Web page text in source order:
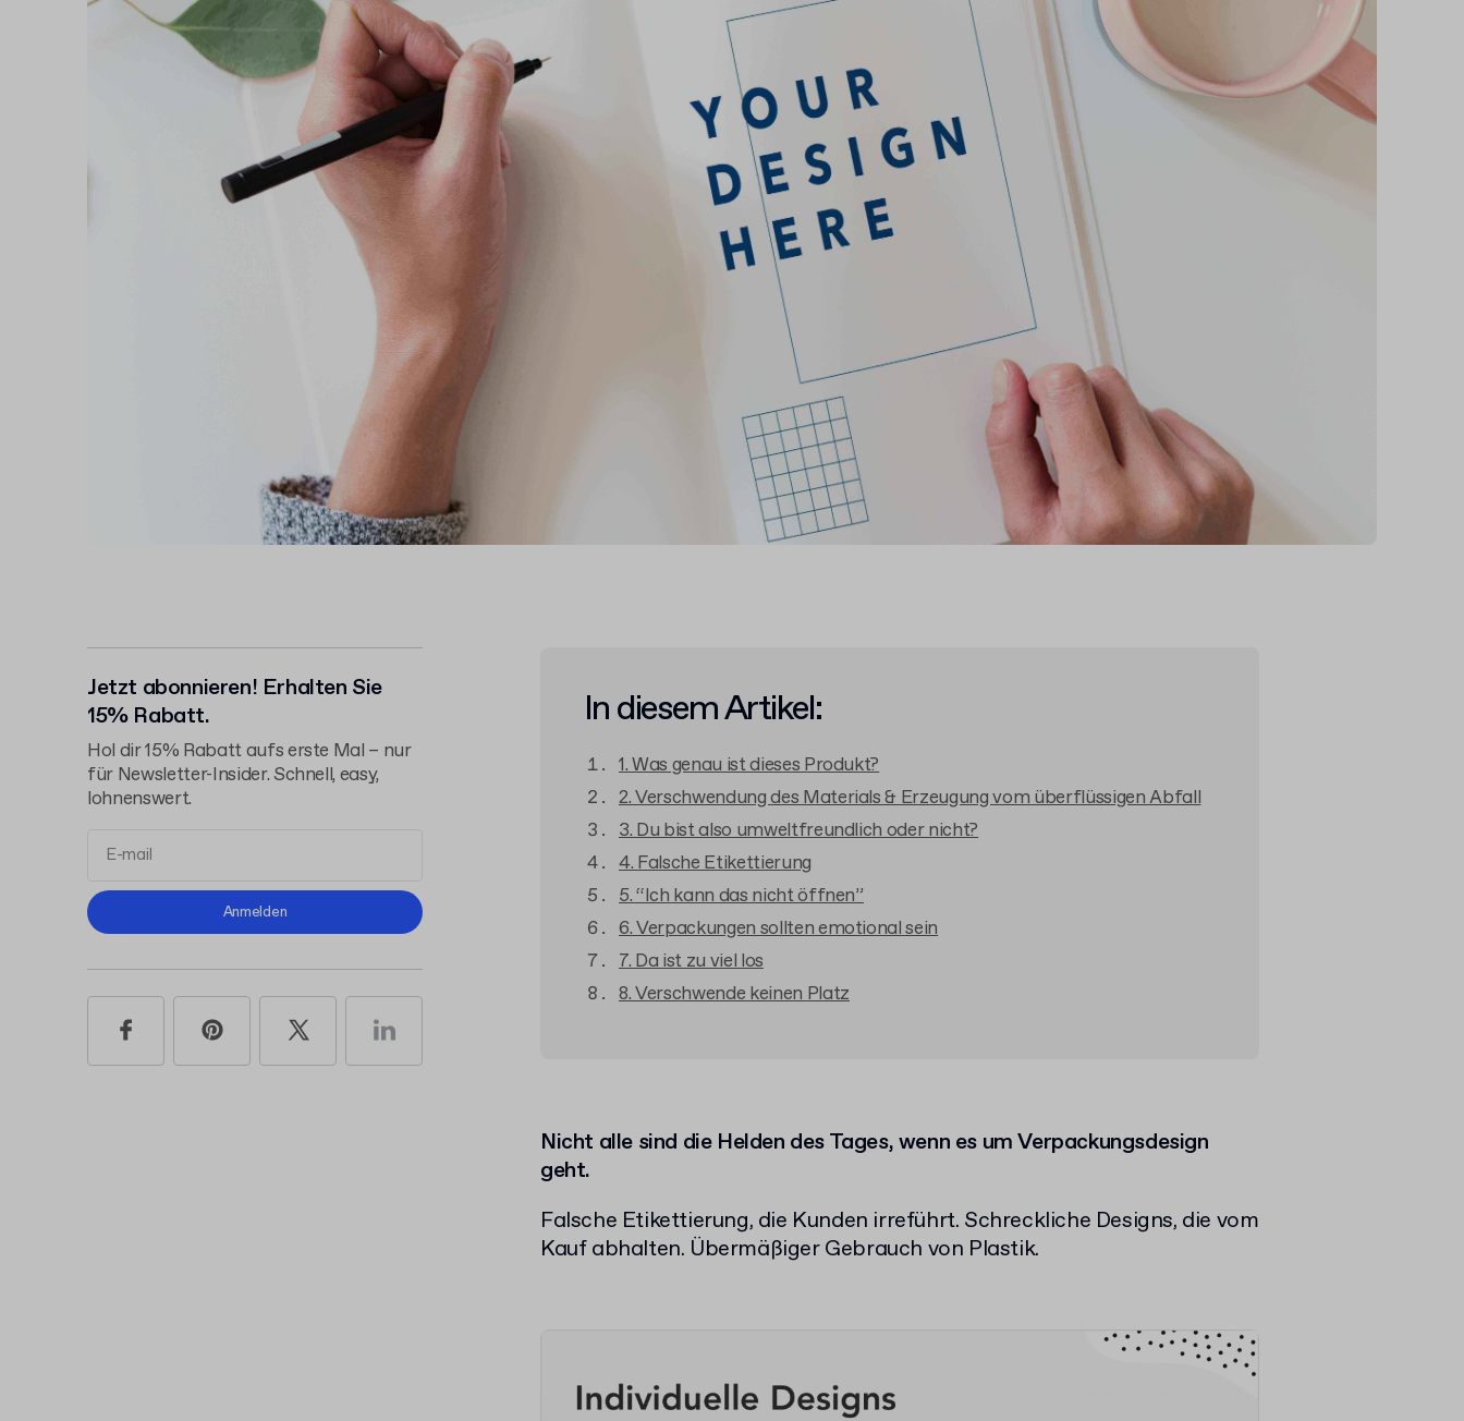
Jetzt abonnieren! Erhalten Sie
15% Rabatt.
Hol dir 15% Rabatt aufs erste Mal – nur
für Newsletter-Insider. Schnell, easy,
lohnenswert.
Geschäftsbedingungen
Datenschutzerklärung
Anmelden
In diesem Artikel:
1. Was genau ist dieses Produkt?
2. Verschwendung des Materials & Erzeugung vom überflüssigen Abfall
3. Du bist also umweltfreundlich oder nicht?
4. Falsche Etikettierung
5. “Ich kann das nicht öffnen”
6. Verpackungen sollten emotional sein
7. Da ist zu viel los
8. Verschwende keinen Platz
Nicht alle sind die Helden des Tages, wenn es um Verpackungsdesign
geht.
Falsche Etikettierung, die Kunden irreführt. Schreckliche Designs, die vom
Kauf abhalten. Übermäßiger Gebrauch von Plastik.